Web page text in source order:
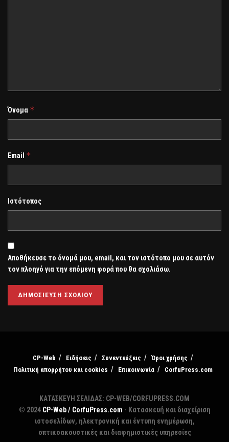
Όνομα *
Email *
Ιστότοπος
Αποθήκευσε το όνομά μου, email, και τον ιστότοπο μου σε αυτόν
τον πλοηγό για την επόμενη φορά που θα σχολιάσω.
CP-Web Ειδήσεις Συνεντεύξεις
Όροι χρήσης
Πολιτική απορρήτου και cookies
Επικοινωνία CorfuPress.com
ΚΑΤΑΣΚΕΥΗ ΣΕΛΙΔΑΣ: CP-WEB/CORFUPRESS.COM
© 2024 CP-Web / CorfuPress.com - Κατασκευή και διαχείριση
ιστοσελίδων, ηλεκτρονική και έντυπη ενημέρωση,
οπτικοακουστικές και διαφημιστικές υπηρεσίες